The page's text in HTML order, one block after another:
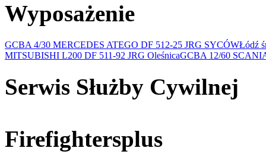
Wyposażenie
GCBA 4/30 MERCEDES ATEGO DF 512-25 JRG SYCÓWŁódź
MITSUBISHI L200 DF 511-92 JRG OleśnicaGCBA 12/60
Serwis Służby Cywilnej
Firefightersplus